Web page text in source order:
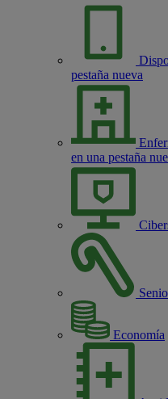
pestaña nueva
en una pestaña
Economía